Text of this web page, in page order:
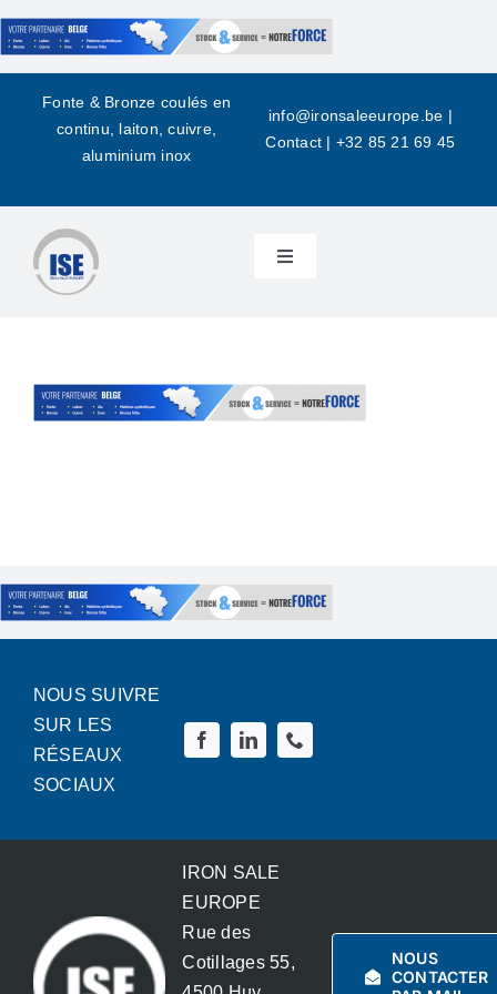
Skip
to
content
Fonte & Bronze coulés en
continu, laiton, cuivre,
aluminium inox
info@ironsaleeurope.be |
Contact | +32 85 21 69 45
Toggle
Over ons
Gietijzer
Adere produkten
News
Contact
NOUS SUIVRE
SUR LES
RÉSEAUX
SOCIAUX
IRON SALE
EUROPE
Rue des
Cotillages 55,
NOUS
CONTACTER